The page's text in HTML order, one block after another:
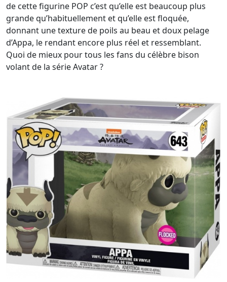
de cette figurine POP c’est qu’elle est beaucoup plus
grande qu’habituellement et qu’elle est floquée,
donnant une texture de poils au beau et doux pelage
d’Appa, le rendant encore plus réel et ressemblant.
Quoi de mieux pour tous les fans du célèbre bison
volant de la série Avatar ?